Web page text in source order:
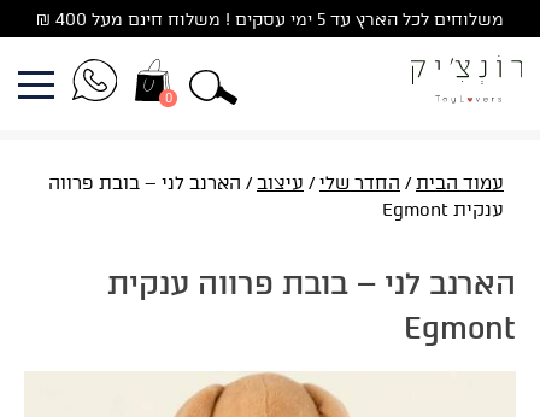
to
content
משלוחים לכל הארץ עד 5 ימי עסקים ! משלוח חינם מעל 400 ₪
0
עמוד הבית/ החדר שלי/ עיצוב/ הארנב לני – בובת פרווה
ענקית Egmont
הארנב לני – בובת פרווה ענקית
Egmont